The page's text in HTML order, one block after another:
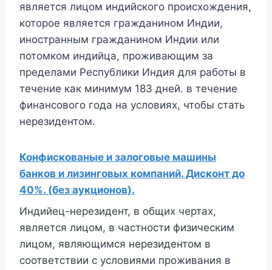
является лицом индийского происхождения,
которое является гражданином Индии,
иностранным гражданином Индии или
потомком индийца, проживающим за
пределами Республики Индия для работы в
течение как минимум 183 дней. в течение
финансового года на условиях, чтобы стать
нерезидентом.
Конфискованые и залоговые машины
банков и лизинговых компаний. Дисконт до
40%. (без аукционов).
Индийец-нерезидент, в общих чертах,
является лицом, в частности физическим
лицом, являющимся нерезидентом в
соответствии с условиями проживания в